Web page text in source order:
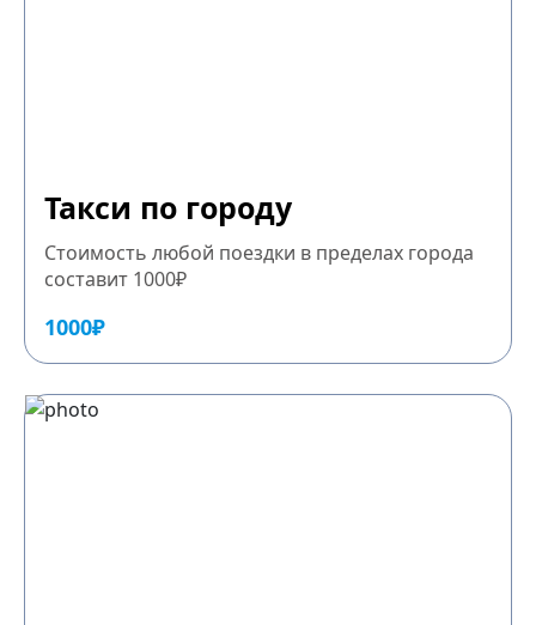
Такси по городу
Стоимость любой поездки в пределах города
составит 1000₽
1000₽